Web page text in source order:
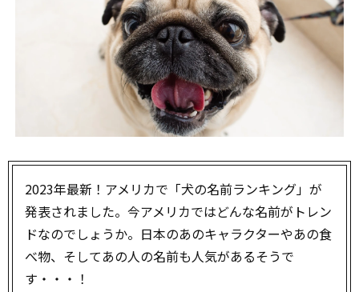
2023年最新！アメリカで「犬の名前ランキング」が
発表されました。今アメリカではどんな名前がトレン
ドなのでしょうか。日本のあのキャラクターやあの食
べ物、そしてあの人の名前も人気があるそうで
す・・・！